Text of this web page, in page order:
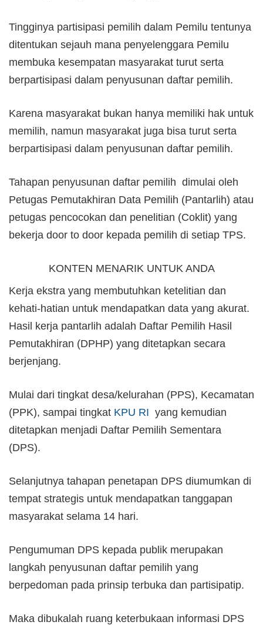
Tingginya partisipasi pemilih dalam Pemilu tentunya
ditentukan sejauh mana penyelenggara Pemilu
membuka kesempatan masyarakat turut serta
berpartisipasi dalam penyusunan daftar pemilih.
Karena masyarakat bukan hanya memiliki hak untuk
memilih, namun masyarakat juga bisa turut serta
berpartisipasi dalam penyusunan daftar pemilih.
Tahapan penyusunan daftar pemilih dimulai oleh
Petugas Pemutakhiran Data Pemilih (Pantarlih) atau
petugas pencocokan dan penelitian (Coklit) yang
bekerja door to door kepada pemilih di setiap TPS.
KONTEN MENARIK UNTUK ANDA
Kerja ekstra yang membutuhkan ketelitian dan
kehati-hatian untuk mendapatkan data yang akurat.
Hasil kerja pantarlih adalah Daftar Pemilih Hasil
Pemutakhiran (DPHP) yang ditetapkan secara
berjenjang.
Mulai dari tingkat desa/kelurahan (PPS), Kecamatan
(PPK), sampai tingkat KPU RI yang kemudian
ditetapkan menjadi Daftar Pemilih Sementara
(DPS).
Selanjutnya tahapan penetapan DPS diumumkan di
tempat strategis untuk mendapatkan tanggapan
masyarakat selama 14 hari.
Pengumuman DPS kepada publik merupakan
langkah penyusunan daftar pemilih yang
berpedoman pada prinsip terbuka dan partisipatip.
Maka dibukalah ruang keterbukaan informasi DPS